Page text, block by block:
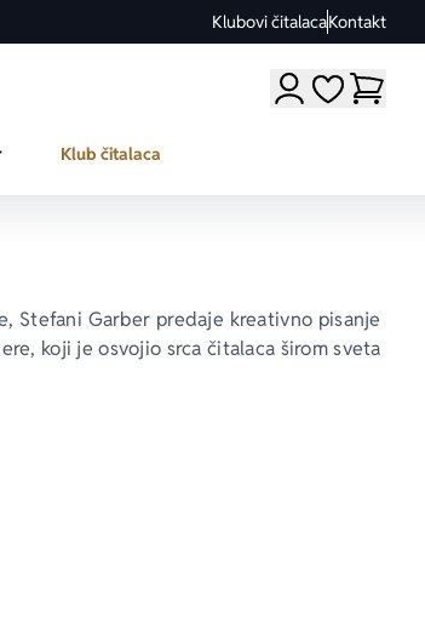
Klubovi čitalacaKontakt
Moji omiljeni
Klub čitalaca
Stefani Garber predaje kreativno pisanje
koji je osvojio srca čitalaca širom sveta